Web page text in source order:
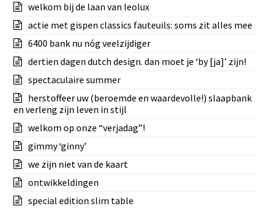
welkom bij de laan van leolux
actie met gispen classics fauteuils: soms zit alles mee
6400 bank nu nóg veelzijdiger
dertien dagen dutch design. dan moet je ‘by [ja]’ zijn!
spectaculaire summer
herstoffeer uw (beroemde en waardevolle!) slaapbank
en verleng zijn leven in stijl
welkom op onze “verjadag”!
gimmy ‘ginny’
we zijn niet van de kaart
ontwikkeldingen
special edition slim table